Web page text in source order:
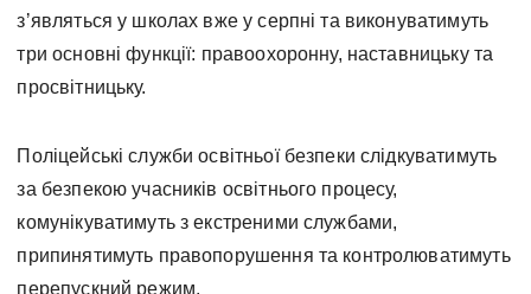
зʼявляться у школах вже у серпні та виконуватимуть
три основні функції: правоохоронну, наставницьку та
просвітницьку.
Поліцейські служби освітньої безпеки слідкуватимуть
за безпекою учасників освітнього процесу,
комунікуватимуть з екстреними службами,
припинятимуть правопорушення та контролюватимуть
перепускний режим.